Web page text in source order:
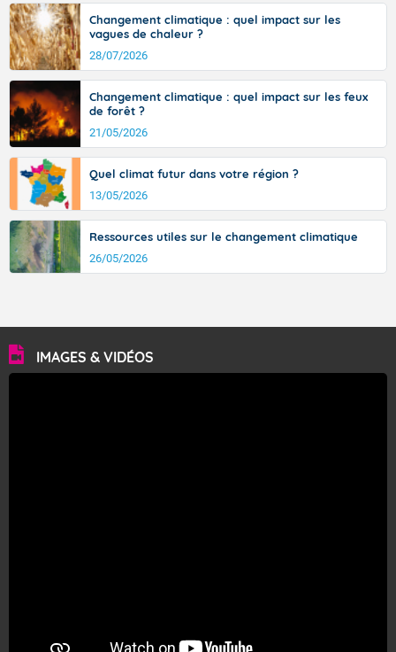
Temps largement ensoleillé.
Températures minimales : 17 degrés.
Vent faible d'Est-Nord-Est.
Pour mardi après-midi.
Le soleil brille généreusement.
Températures maximales : 33 degrés.
Petit vent d'Est à Sud-Est généralement faible.
Fermer
Changement climatique : quel impact sur les
vagues de chaleur ?
28/07/2026
Changement climatique : quel impact sur les feux
de forêt ?
21/05/2026
Quel climat futur dans votre région ?
13/05/2026
Ressources utiles sur le changement climatique
26/05/2026
IMAGES & VIDÉOS